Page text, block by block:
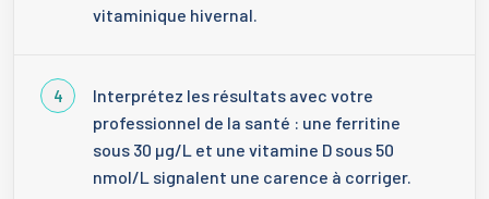
vitaminique hivernal.
Interprétez les résultats avec votre
professionnel de la santé : une ferritine
sous 30 µg/L et une vitamine D sous 50
nmol/L signalent une carence à corriger.